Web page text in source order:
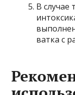
В случае
ватка с